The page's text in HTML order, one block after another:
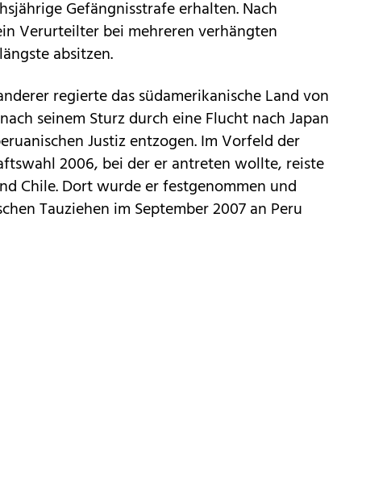
Gefängnisstrafe erhalten. Nach
Verurteilter bei mehreren verhängten
absitzen.
regierte das südamerikanische Land von
seinem Sturz durch eine Flucht nach Japan
Justiz entzogen. Im Vorfeld der
2006, bei der er antreten wollte, reiste
Chile. Dort wurde er festgenommen und
Tauziehen im September 2007 an Peru